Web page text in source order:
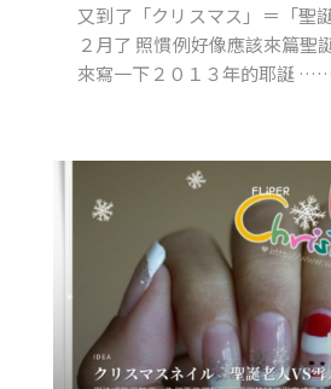
又到了「クリスマス」＝「聖
２月了 照慣例好像應該來篇
來寫一下２０１３年的耶誕 ……